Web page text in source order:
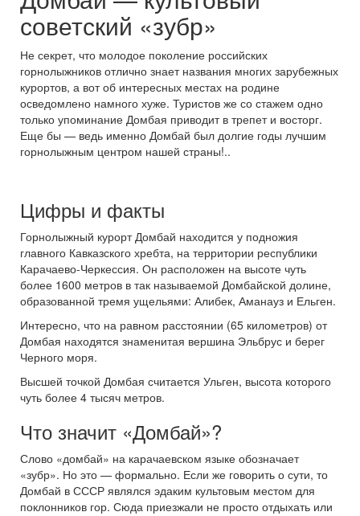
советский «зубр»
Не секрет, что молодое поколение российских
горнолыжников отлично знает названия многих зарубежных
курортов, а вот об интересных местах на родине
осведомлено намного хуже. Туристов же со стажем одно
только упоминание Домбая приводит в трепет и восторг.
Еще бы — ведь именно Домбай был долгие годы лучшим
горнолыжным центром нашей страны!..
Цифры и факты
Горнолыжный курорт Домбай находится у подножия
главного Кавказского хребта, на территории республики
Карачаево-Черкессия. Он расположен на высоте чуть
более 1600 метров в так называемой Домбайской долине,
образованной тремя ущельями: Алибек, Аманауз и Ельген.
Интересно, что на равном расстоянии (65 километров) от
Домбая находятся знаменитая вершина Эльбрус и берег
Черного моря.
Высшей точкой Домбая считается Ульген, высота которого
чуть более 4 тысяч метров.
Что значит «Домбай»?
Слово «домбай» на карачаевском языке обозначает
«зубр». Но это — формально. Если же говорить о сути, то
Домбай в СССР являлся эдаким культовым местом для
поклонников гор. Сюда приезжали не просто отдыхать или